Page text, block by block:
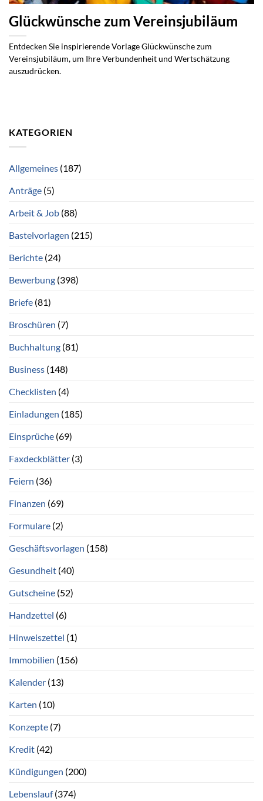
Glückwünsche zum Vereinsjubiläum
Entdecken Sie inspirierende Vorlage Glückwünsche zum
Vereinsjubiläum, um Ihre Verbundenheit und Wertschätzung
auszudrücken.
KATEGORIEN
Allgemeines (187)
Anträge (5)
Arbeit & Job (88)
Bastelvorlagen (215)
Berichte (24)
Bewerbung (398)
Briefe (81)
Broschüren (7)
Buchhaltung (81)
Business (148)
Checklisten (4)
Einladungen (185)
Einsprüche (69)
Faxdeckblätter (3)
Feiern (36)
Finanzen (69)
Formulare (2)
Geschäftsvorlagen (158)
Gesundheit (40)
Gutscheine (52)
Handzettel (6)
Hinweiszettel (1)
Immobilien (156)
Kalender (13)
Karten (10)
Konzepte (7)
Kredit (42)
Kündigungen (200)
Lebenslauf(374)